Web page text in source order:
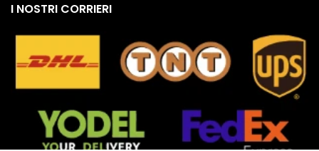
I NOSTRI CORRIERI